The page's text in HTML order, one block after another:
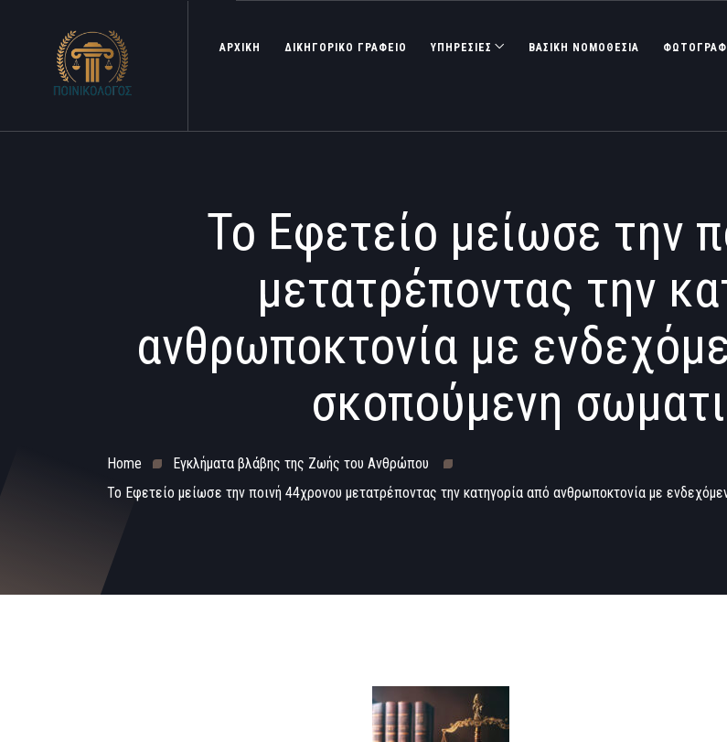
ΑΡΧΙΚΗ ΔΙΚΗΓΟΡΙΚΟ ΓΡΑΦΕΙΟ ΥΠΗΡΕΣΙΕΣ ΒΑΣΙΚΉ ΝΟΜΟΘΕΣΊΑ
Το Εφετείο μείωσε την
μετατρέποντας την
ανθρωποκτονία με
σκοπούμενη
Home
Εγκλήματα βλάβης της Ζωής του Ανθρώπου
Το Εφετείο μείωσε την ποινή 44χρονου μετατρέποντας την κατηγορία από ανθρωποκτονία με